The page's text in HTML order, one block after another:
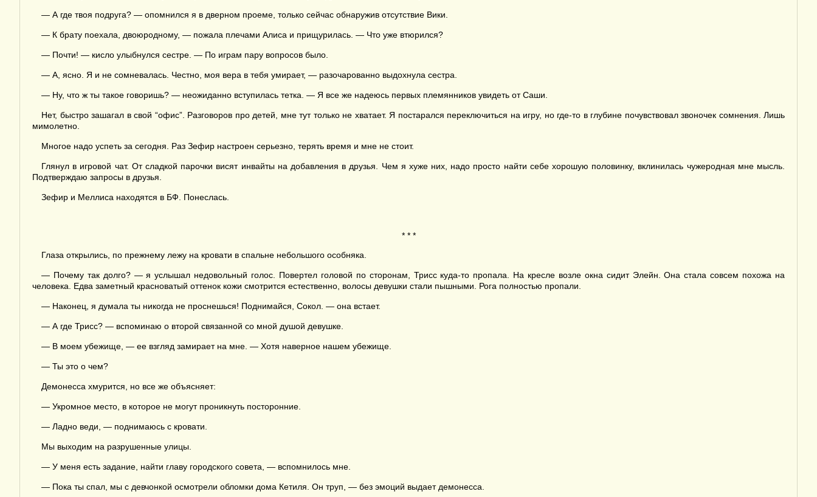
— А где твоя подруга? — опомнился я в дверном проеме, только сейчас обнаружив отсутствие Вики.
— К брату поехала, двоюродному, — пожала плечами Алиса и прищурилась. — Что уже втюрился?
— Почти! — кисло улыбнулся сестре. — По играм пару вопросов было.
— А, ясно. Я и не сомневалась. Честно, моя вера в тебя умирает, — разочарованно выдохнула сестра.
— Ну, что ж ты такое говоришь? — неожиданно вступилась тетка. — Я все же надеюсь первых племянников увидеть от Саши.
Нет, быстро зашагал в свой “офис”. Разговоров про детей, мне тут только не хватает. Я постарался переключиться на игру, но где-то в глубине почувствовал звоночек сомнения. Лишь
мимолетно.
Многое надо успеть за сегодня. Раз Зефир настроен серьезно, терять время и мне не стоит.
Глянул в игровой чат. От сладкой парочки висят инвайты на добавления в друзья. Чем я хуже них, надо просто найти себе хорошую половинку, вклинилась чужеродная мне мысль.
Подтверждаю запросы в друзья.
Зефир и Меллиса находятся в БФ. Понеслась.
* * *
Глаза открылись, по прежнему лежу на кровати в спальне небольшого особняка.
— Почему так долго? — я услышал недовольный голос. Повертел головой по сторонам, Трисс куда-то пропала. На кресле возле окна сидит Элейн. Она стала совсем похожа на
человека. Едва заметный красноватый оттенок кожи смотрится естественно, волосы девушки стали пышными. Рога полностью пропали.
— Наконец, я думала ты никогда не проснешься! Поднимайся, Сокол. — она встает.
— А где Трисс? — вспоминаю о второй связанной со мной душой девушке.
— В моем убежище, — ее взгляд замирает на мне. — Хотя наверное нашем убежище.
— Ты это о чем?
Демонесса хмурится, но все же объясняет:
— Укромное место, в которое не могут проникнуть посторонние.
— Ладно веди, — поднимаюсь с кровати.
Мы выходим на разрушенные улицы.
— У меня есть задание, найти главу городского совета, — вспомнилось мне.
— Пока ты спал, мы с девчонкой осмотрели обломки дома Кетиля. Он труп, — без эмоций выдает демонесса.